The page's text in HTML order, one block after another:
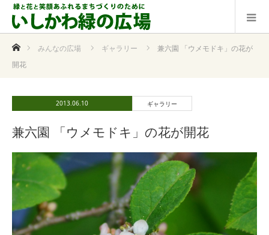
ホームみんなの広場 ギャラリー
兼六園 「ウメモドキ」の花が
開花
2013.06.10 ギャラリー
兼六園 「ウメモドキ」の花が開花